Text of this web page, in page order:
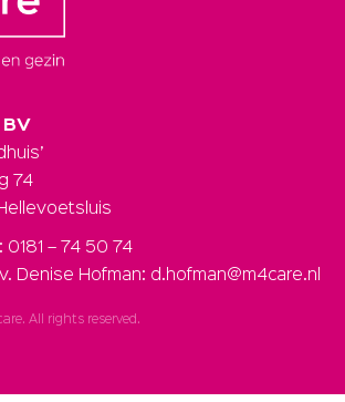
BV
74
0181 – 74 50 74
Denise Hofman: d.hofman@m4care.nl
All rights reserved.